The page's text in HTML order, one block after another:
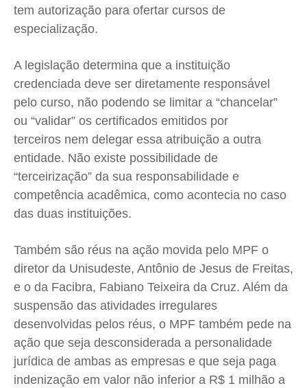
tem autorização para ofertar cursos de
especialização.
A legislação determina que a instituição
credenciada deve ser diretamente responsável
pelo curso, não podendo se limitar a “chancelar”
ou “validar” os certificados emitidos por
terceiros nem delegar essa atribuição a outra
entidade. Não existe possibilidade de
“terceirização” da sua responsabilidade e
competência acadêmica, como acontecia no caso
das duas instituições.
Também são réus na ação movida pelo MPF o
diretor da Unisudeste, Antônio de Jesus de Freitas,
e o da Facibra, Fabiano Teixeira da Cruz. Além da
suspensão das atividades irregulares
desenvolvidas pelos réus, o MPF também pede na
ação que seja desconsiderada a personalidade
jurídica de ambas as empresas e que seja paga
indenização em valor não inferior a R$ 1 milhão a